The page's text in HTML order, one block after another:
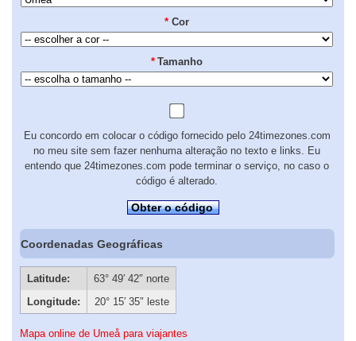
* Cor
* Tamanho
Eu concordo em colocar o código fornecido pelo 24timezones.com
no meu site sem fazer nenhuma alteração no texto e links. Eu
entendo que 24timezones.com pode terminar o serviço, no caso o
código é alterado.
Obter o código
Coordenadas Geográficas
Latitude:
63° 49′ 42″ norte
Longitude:
20° 15′ 35″ leste
Mapa online de Umeå para viajantes